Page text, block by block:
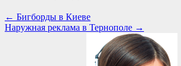
← Бигборды в Киеве
Наружная реклама в Тернополе →